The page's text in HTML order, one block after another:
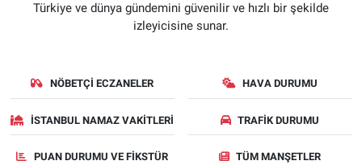
Türkiye ve dünya gündemini güvenilir ve hızlı bir şekilde
izleyicisine sunar.
NÖBETÇI ECZANELER HAVA DURUMU
İSTANBUL NAMAZ VAKITLERI TRAFIK DURUMU
PUAN DURUMU VE FIKSTÜR TÜM MANŞETLER